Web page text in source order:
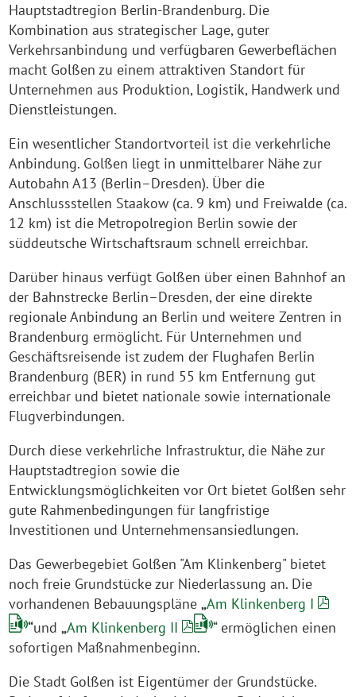
Hauptstadtregion Berlin-Brandenburg. Die
Kombination aus strategischer Lage, guter
Verkehrsanbindung und verfügbaren Gewerbeflächen
macht Golßen zu einem attraktiven Standort für
Unternehmen aus Produktion, Logistik, Handwerk und
Dienstleistungen.
Ein wesentlicher Standortvorteil ist die verkehrliche
Anbindung. Golßen liegt in unmittelbarer Nähe zur
Autobahn A13 (Berlin–Dresden). Über die
Anschlussstellen Staakow (ca. 9 km) und Freiwalde (ca.
12 km) ist die Metropolregion Berlin sowie der
süddeutsche Wirtschaftsraum schnell erreichbar.
Darüber hinaus verfügt Golßen über einen Bahnhof an
der Bahnstrecke Berlin–Dresden, der eine direkte
regionale Anbindung an Berlin und weitere Zentren in
Brandenburg ermöglicht. Für Unternehmen und
Geschäftsreisende ist zudem der Flughafen Berlin
Brandenburg (BER) in rund 55 km Entfernung gut
erreichbar und bietet nationale sowie internationale
Flugverbindungen.
Durch diese verkehrliche Infrastruktur, die Nähe zur
Hauptstadtregion sowie die
Entwicklungsmöglichkeiten vor Ort bietet Golßen sehr
gute Rahmenbedingungen für langfristige
Investitionen und Unternehmensansiedlungen.
Das Gewerbegebiet Golßen "Am Klinkenberg" bietet
noch freie Grundstücke zur Niederlassung an. Die
vorhandenen Bebauungspläne„Am Klinkenberg I
“und„Am Klinkenberg II
“ ermöglichen einen
sofortigen Maßnahmenbeginn.
Die Stadt Golßen ist Eigentümer der Grundstücke.